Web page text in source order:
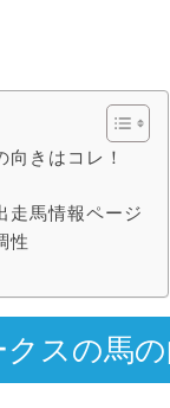
きはコレ！
走馬情報ページ
性
スの馬の